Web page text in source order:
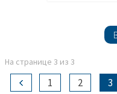
На странице 3 из 3
1 2 3